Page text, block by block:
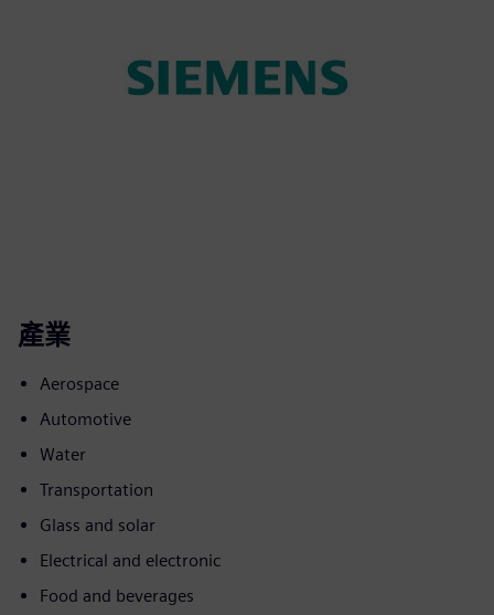
產業
Aerospace
Automotive
Water
Transportation
Glass and solar
Electrical and electronic
Food and beverages